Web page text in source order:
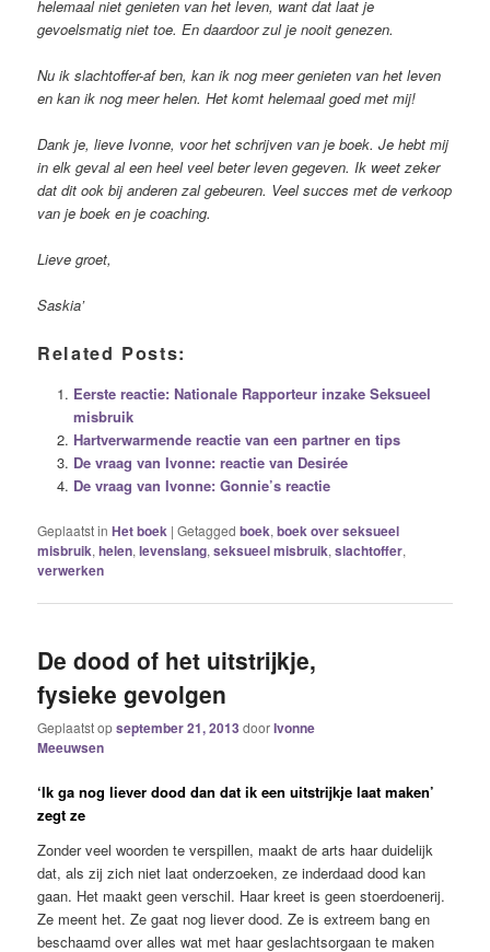
helemaal niet genieten van het leven, want dat laat je
gevoelsmatig niet toe. En daardoor zul je nooit genezen.
Nu ik slachtoffer-af ben, kan ik nog meer genieten van het leven
en kan ik nog meer helen. Het komt helemaal goed met mij!
Dank je, lieve Ivonne, voor het schrijven van je boek. Je hebt mij
in elk geval al een heel veel beter leven gegeven. Ik weet zeker
dat dit ook bij anderen zal gebeuren. Veel succes met de verkoop
van je boek en je coaching.
Lieve groet,
Saskia’
Related Posts:
Eerste reactie: Nationale Rapporteur inzake Seksueel
misbruik
Hartverwarmende reactie van een partner en tips
De vraag van Ivonne: reactie van Desirée
De vraag van Ivonne: Gonnie’s reactie
Geplaatst in Het boek |Getagged boek,boek over seksueel
misbruik,helen,levenslang,seksueel misbruik,slachtoffer,
verwerken
De dood of het uitstrijkje,
fysieke gevolgen
Geplaatst opseptember 21, 2013 doorIvonne
Meeuwsen
‘Ik ga nog liever dood dan dat ik een uitstrijkje laat maken’
zegt ze
Zonder veel woorden te verspillen, maakt de arts haar duidelijk
dat, als zij zich niet laat onderzoeken, ze inderdaad dood kan
gaan. Het maakt geen verschil. Haar kreet is geen stoerdoenerij.
Ze meent het. Ze gaat nog liever dood. Ze is extreem bang en
beschaamd over alles wat met haar geslachtsorgaan te maken